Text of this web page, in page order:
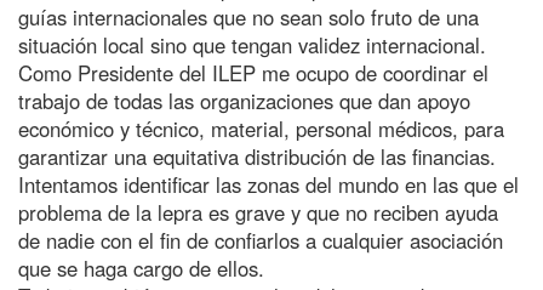
guías internacionales que no sean solo fruto de una
situación local sino que tengan validez internacional.
Como Presidente del ILEP me ocupo de coordinar el
trabajo de todas las organizaciones que dan apoyo
económico y técnico, material, personal médicos, para
garantizar una equitativa distribución de las financias.
Intentamos identificar las zonas del mundo en las que el
problema de la lepra es grave y que no reciben ayuda
de nadie con el fin de confiarlos a cualquier asociación
que se haga cargo de ellos.